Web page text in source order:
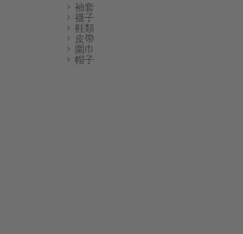
袖套
襪子
鞋類
皮帶
圍巾
帽子